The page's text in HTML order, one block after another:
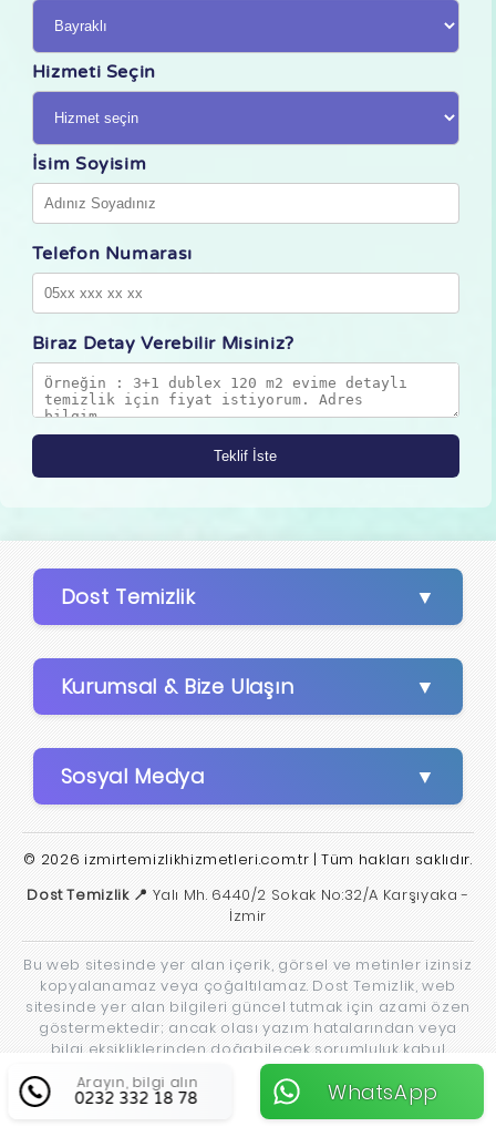
Hizmeti Seçin
İsim Soyisim
Telefon Numarası
Biraz Detay Verebilir Misiniz?
Dost Temizlik
Kurumsal & Bize Ulaşın
Sosyal Medya
© 2026 izmirtemizlikhizmetleri.com.tr | Tüm hakları saklıdır.
Dost Temizlik 📍 Yalı Mh. 6440/2 Sokak No:32/A Karşıyaka -
İzmir
Bu web sitesinde yer alan içerik, görsel ve metinler izinsiz
kopyalanamaz veya çoğaltılamaz. Dost Temizlik, web
sitesinde yer alan bilgileri güncel tutmak için azami özen
göstermektedir; ancak olası yazım hatalarından veya
bilgi eksikliklerinden doğabilecek sorumluluk kabul
edilmez.
Arayın, bilgi alın
0232 332 18 78
WhatsApp